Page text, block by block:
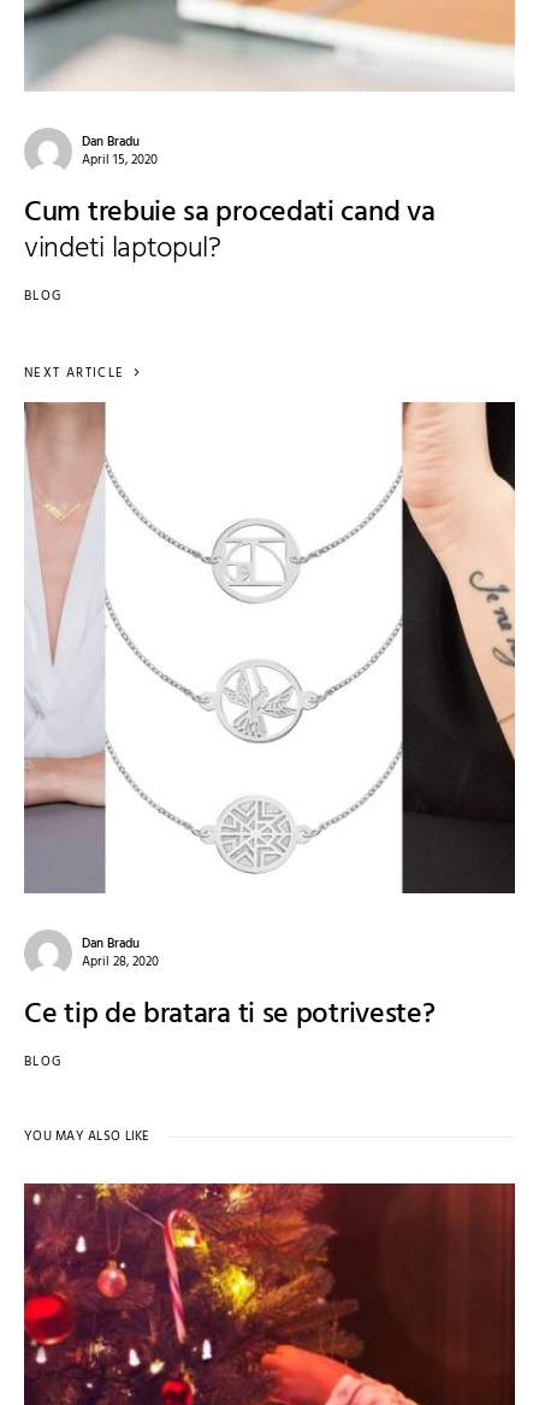
Dan Bradu
April 15, 2020
Cum trebuie sa procedati cand va
vindeti laptopul?
BLOG
NEXT ARTICLE
Dan Bradu
April 28, 2020
Ce tip de bratara ti se potriveste?
BLOG
YOU MAY ALSO LIKE